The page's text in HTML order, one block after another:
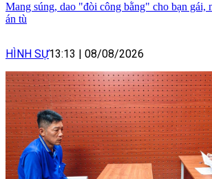
Mang súng, dao "đòi công bằng" cho bạn gái,
án tù
HÌNH SỰ13:13 08/08/2026